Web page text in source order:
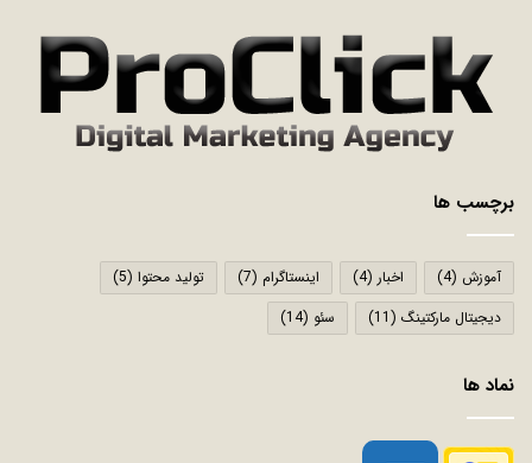
برچسب ها
آموزش (4) اخبار (4) اینستاگرام (7) تولید محتوا (5)
دیجیتال مارکتینگ (11) سئو (14)
نماد ها